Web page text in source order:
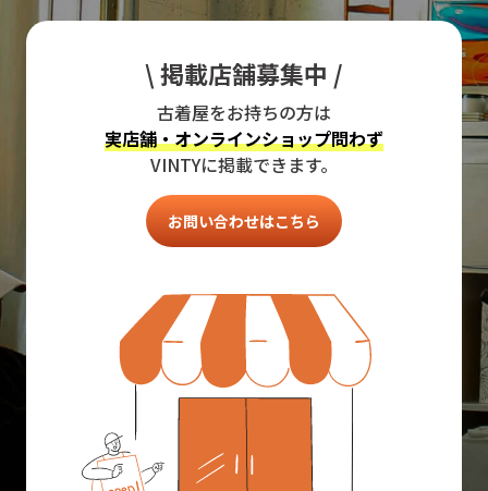
\ 掲載店舗募集中 /
古着屋をお持ちの方は
実店舗・オンラインショップ問わず
VINTYに掲載できます。
お問い合わせはこちら